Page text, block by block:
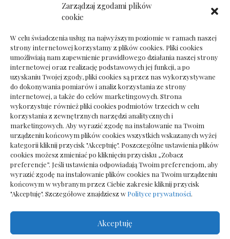
Zarządzaj zgodami plików
cookie
W celu świadczenia usług na najwyższym poziomie w ramach naszej
strony internetowej korzystamy z plików cookies. Pliki cookies
umożliwiają nam zapewnienie prawidłowego działania naszej strony
internetowej oraz realizację podstawowych jej funkcji, a po
uzyskaniu Twojej zgody, pliki cookies są przez nas wykorzystywane
do dokonywania pomiarów i analiz korzystania ze strony
internetowej, a także do celów marketingowych. Strona
wykorzystuje również pliki cookies podmiotów trzecich w celu
korzystania z zewnętrznych narzędzi analitycznych i
marketingowych. Aby wyrazić zgodę na instalowanie na Twoim
urządzeniu końcowym plików cookies wszystkich wskazanych wyżej
kategorii kliknij przycisk "Akceptuję". Poszczególne ustawienia plików
cookies możesz zmieniać po kliknięciu przycisku „Zobacz
preferencje”. Jeśli ustawienia odpowiadają Twoim preferencjom, aby
wyrazić zgodę na instalowanie plików cookies na Twoim urządzeniu
końcowym w wybranym przez Ciebie zakresie kliknij przycisk
"Akceptuję". Szczegółowe znajdziesz w Polityce prywatności.
Akceptuję
Dokumenty do odbioru przy zmianie biura
Deska podłogowa do salonu: jak wybrać bez
pośpiechu